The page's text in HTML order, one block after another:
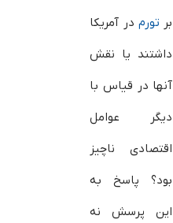
بر تورم در آمریکا
داشتند یا نقش
آنها در قیاس با
دیگر عوامل
اقتصادی ناچیز
بود؟ پاسخ به
این پرسش نه